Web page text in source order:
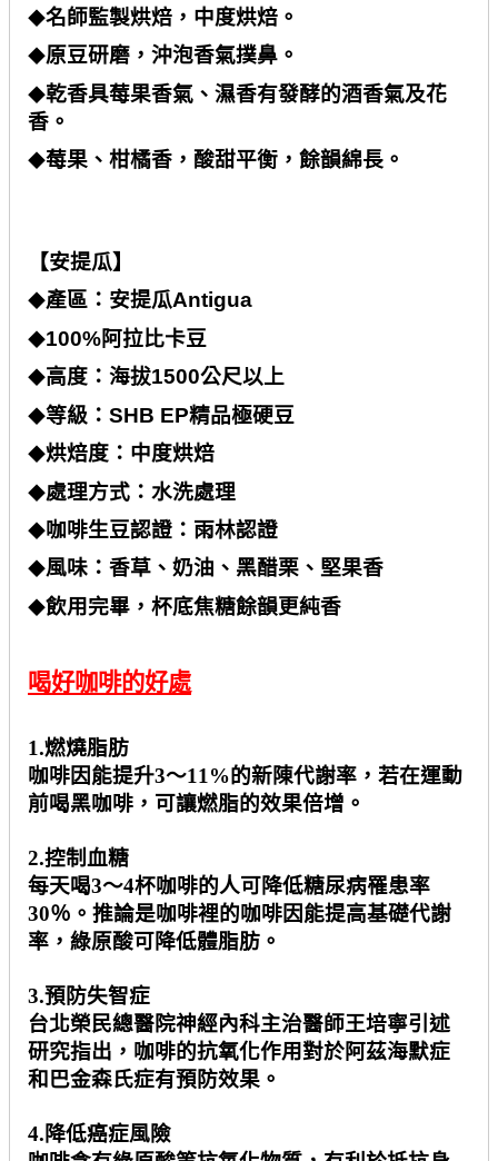
◆名師監製烘焙，中度烘焙。
◆原豆研磨，沖泡香氣撲鼻。
◆乾香具莓果香氣、濕香有發酵的酒香氣及花
香。
◆莓果、柑橘香，酸甜平衡，餘韻綿長。
【安提瓜】
◆產區：安提瓜Antigua
◆100%阿拉比卡豆
◆高度：海拔1500公尺以上
◆等級： SHB EP精品極硬豆
◆烘焙度：中度烘焙
◆處理方式：水洗處理
◆咖啡生豆認證：雨林認證
◆風味：香草、奶油、黑醋栗、堅果香
◆飲用完畢，杯底焦糖餘韻更純香
喝好咖啡的好處
1.燃燒脂肪
咖啡因能提升3～11%的新陳代謝率，若在運動
前喝黑咖啡，可讓燃脂的效果倍增。
2.控制血糖
每天喝3～4杯咖啡的人可降低糖尿病罹患率
30％。推論是咖啡裡的咖啡因能提高基礎代謝
率，綠原酸可降低體脂肪。
3.預防失智症
台北榮民總醫院神經內科主治醫師王培寧引述
研究指出，咖啡的抗氧化作用對於阿茲海默症
和巴金森氏症有預防效果。
4.降低癌症風險